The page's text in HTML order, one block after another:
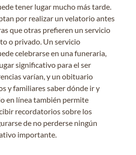
tener lugar mucho más tarde.
por realizar un velatorio antes
que otras prefieren un servicio
o privado. Un servicio
celebrarse en una funeraria,
significativo para el ser
varían, y un obituario
y familiares saber dónde ir y
en línea también permite
recordatorios sobre los
de no perderse ningún
importante.